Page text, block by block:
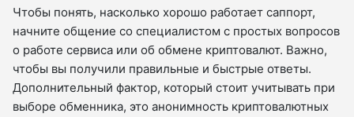
Чтобы понять, насколько хорошо работает саппорт,
начните общение со специалистом с простых вопросов
о работе сервиса или об обмене криптовалют. Важно,
чтобы вы получили правильные и быстрые ответы.
Дополнительный фактор, который стоит учитывать при
выборе обменника, это анонимность криптовалютных